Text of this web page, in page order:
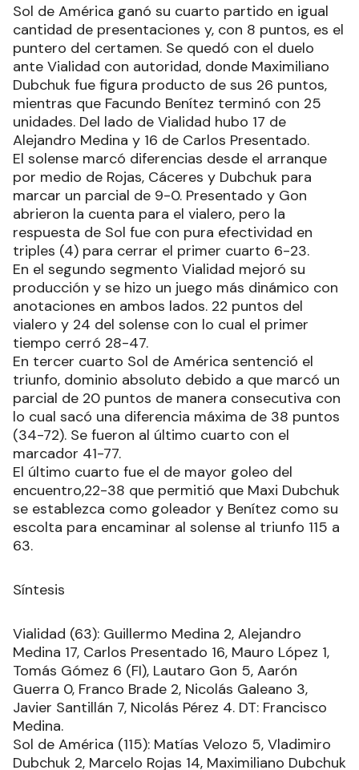
Sol de América ganó su cuarto partido en igual
cantidad de presentaciones y, con 8 puntos, es el
puntero del certamen. Se quedó con el duelo
ante Vialidad con autoridad, donde Maximiliano
Dubchuk fue figura producto de sus 26 puntos,
mientras que Facundo Benítez terminó con 25
unidades. Del lado de Vialidad hubo 17 de
Alejandro Medina y 16 de Carlos Presentado.
El solense marcó diferencias desde el arranque
por medio de Rojas, Cáceres y Dubchuk para
marcar un parcial de 9-0. Presentado y Gon
abrieron la cuenta para el vialero, pero la
respuesta de Sol fue con pura efectividad en
triples (4) para cerrar el primer cuarto 6-23.
En el segundo segmento Vialidad mejoró su
producción y se hizo un juego más dinámico con
anotaciones en ambos lados. 22 puntos del
vialero y 24 del solense con lo cual el primer
tiempo cerró 28-47.
En tercer cuarto Sol de América sentenció el
triunfo, dominio absoluto debido a que marcó un
parcial de 20 puntos de manera consecutiva con
lo cual sacó una diferencia máxima de 38 puntos
(34-72). Se fueron al último cuarto con el
marcador 41-77.
El último cuarto fue el de mayor goleo del
encuentro,22-38 que permitió que Maxi Dubchuk
se establezca como goleador y Benítez como su
escolta para encaminar al solense al triunfo 115 a
63.
Síntesis
Vialidad (63): Guillermo Medina 2, Alejandro
Medina 17, Carlos Presentado 16, Mauro López 1,
Tomás Gómez 6 (FI), Lautaro Gon 5, Aarón
Guerra 0, Franco Brade 2, Nicolás Galeano 3,
Javier Santillán 7, Nicolás Pérez 4. DT: Francisco
Medina.
Sol de América (115): Matías Velozo 5, Vladimiro
Dubchuk 2, Marcelo Rojas 14, Maximiliano Dubchuk